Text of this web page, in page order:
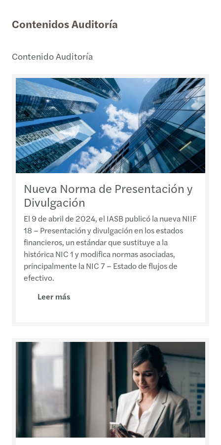
Contenidos Auditoría
Contenido Auditoría
Nueva Norma de Presentación y
Divulgación
El 9 de abril de 2024, el IASB publicó la nueva NIIF
18 – Presentación y divulgación en los estados
financieros, un estándar que sustituye a la
histórica NIC 1 y modifica normas asociadas,
principalmente la NIC 7 – Estado de flujos de
efectivo.
Leer más